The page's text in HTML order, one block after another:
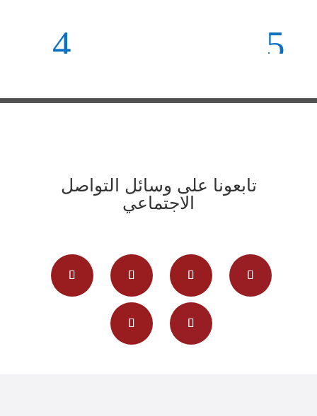
تابعونا على وسائل التواصل
الاجتماعي